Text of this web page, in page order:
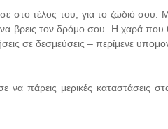
τέλος του, για το ζώδιό σου.
βρεις τον δρόμο σου. Η χαρά που
σε δεσμεύσεις – περίμενε
πάρεις μερικές καταστάσεις